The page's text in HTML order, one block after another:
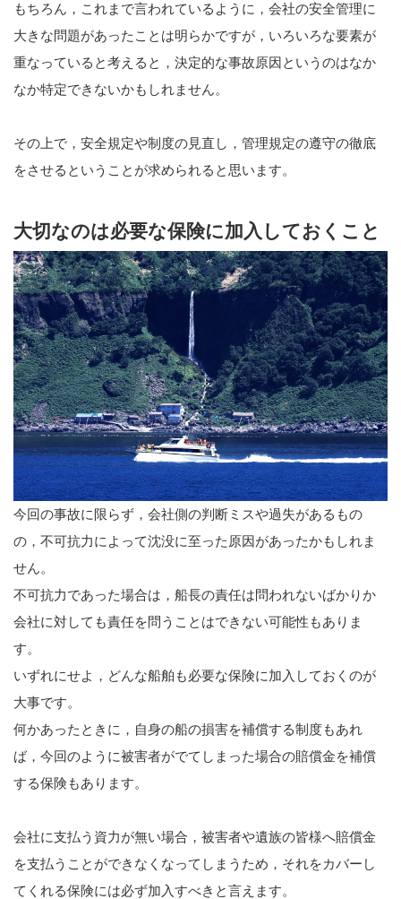
もちろん，これまで言われているように，会社の安全管理に
大きな問題があったことは明らかですが，いろいろな要素が
重なっていると考えると，決定的な事故原因というのはなか
なか特定できないかもしれません。
その上で，安全規定や制度の見直し，管理規定の遵守の徹底
をさせるということが求められると思います。
大切なのは必要な保険に加入しておくこと
今回の事故に限らず，会社側の判断ミスや過失があるもの
の，不可抗力によって沈没に至った原因があったかもしれま
せん。
不可抗力であった場合は，船長の責任は問われないばかりか
会社に対しても責任を問うことはできない可能性もありま
す。
いずれにせよ，どんな船舶も必要な保険に加入しておくのが
大事です。
何かあったときに，自身の船の損害を補償する制度もあれ
ば，今回のように被害者がでてしまった場合の賠償金を補償
する保険もあります。
会社に支払う資力が無い場合，被害者や遺族の皆様へ賠償金
を支払うことができなくなってしまうため，それをカバーし
てくれる保険には必ず加入すべきと言えます。